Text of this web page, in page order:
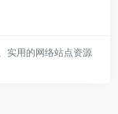
实用的网络站点资源